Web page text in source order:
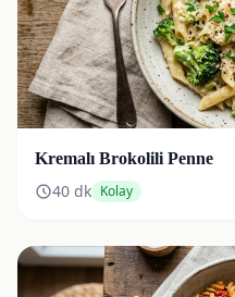
Kremalı Brokolili Penne
40 dk Kolay